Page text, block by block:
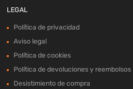
LEGAL
Política de privacidad
Aviso legal
Política de cookies
Política de devoluciones y reembolsos
Desistimiento de compra